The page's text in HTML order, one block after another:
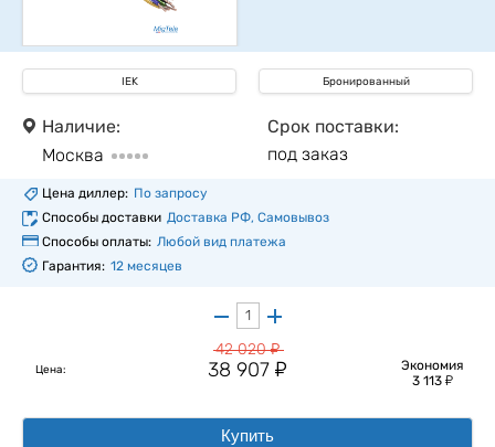
IEK Бронированный
Наличие:
Москва
Срок поставки:
под заказ
Цена диллер: По запросу
Способы доставки Доставка РФ, Самовывоз
Способы оплаты: Любой вид платежа
Гарантия: 12 месяцев
Цена:
42 020у
38 907у
Экономия
3 113 у
Купить